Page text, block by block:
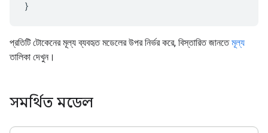
প্রতিটি টোকেনের মূল্য ব্যবহৃত মডেলের উপর নির্ভর করে, বিস্তারিত জানতেমূল্য
তালিকা দেখুন।
সমর্থিত মডেল